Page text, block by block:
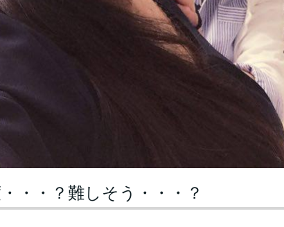
・・？難しそう・・・？